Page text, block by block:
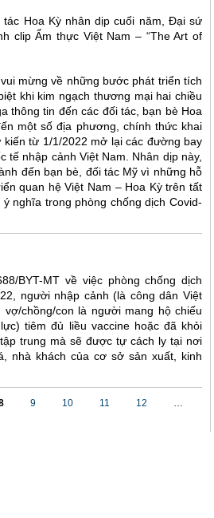
Hoa Kỳ nhân dịp cuối năm, Đại sứ
clip Ẩm thực Việt Nam – “The Art of
mừng về những bước phát triển tích
khi kim ngạch thương mại hai chiều
thông tin đến các đối tác, bạn bè Hoa
một số địa phương, chính thức khai
từ 1/1/2022 mở lại các đường bay
tế nhập cảnh Việt Nam. Nhân dịp này,
đến bạn bè, đối tác Mỹ vì những hỗ
quan hệ Việt Nam – Hoa Kỳ trên tất
nghĩa trong phòng chống dịch Covid-
BYT-MT về việc phòng chống dịch
người nhập cảnh (là công dân Việt
chồng/con là người mang hộ chiếu
tiêm đủ liều vaccine hoặc đã khỏi
trung mà sẽ được tự cách ly tại nơi
nhà khách của cơ sở sản xuất, kinh
9 10 11 12
…